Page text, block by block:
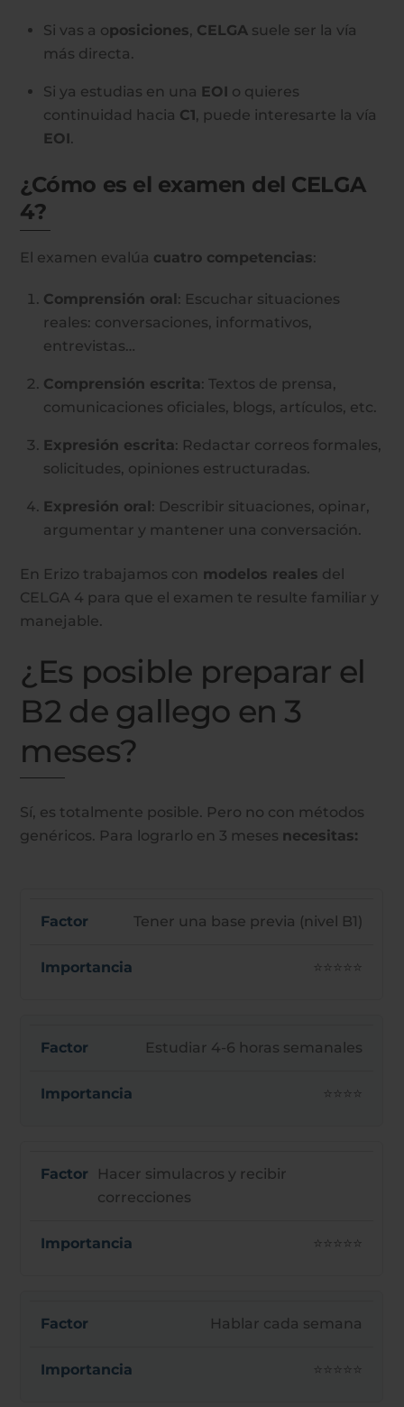
Si vas a oposiciones, CELGA suele ser la vía
más directa.
Si ya estudias en una EOI o quieres
continuidad hacia C1, puede interesarte la vía
EOI.
¿Cómo es el examen del CELGA
4?
El examen evalúa cuatro competencias:
Comprensión oral : Escuchar situaciones
reales: conversaciones, informativos,
entrevistas…
Comprensión escrita: Textos de prensa,
comunicaciones oficiales, blogs, artículos, etc.
Expresión escrita: Redactar correos formales,
solicitudes, opiniones estructuradas.
Expresión oral : Describir situaciones, opinar,
argumentar y mantener una conversación.
En Erizo trabajamos con modelos reales del
CELGA 4 para que el examen te resulte familiar y
manejable.
¿Es posible preparar el
B2 de gallego en 3
meses?
Sí, es totalmente posible. Pero no con métodos
genéricos. Para lograrlo en 3 meses necesitas:
Tener una base previa (nivel B1)
⭐⭐⭐⭐⭐
Estudiar 4-6 horas semanales
⭐⭐⭐⭐
Hacer simulacros y recibir
correcciones
⭐⭐⭐⭐⭐
Hablar cada semana
⭐⭐⭐⭐⭐